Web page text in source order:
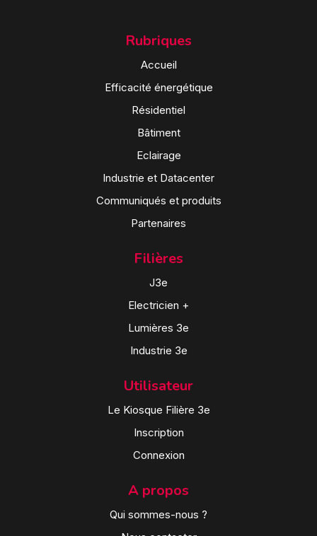
Rubriques
Accueil
Efficacité énergétique
Résidentiel
Bâtiment
Eclairage
Industrie et Datacenter
Communiqués et produits
Partenaires
Filières
J3e
Electricien +
Lumières 3e
Industrie 3e
Utilisateur
Le Kiosque Filière 3e
Inscription
Connexion
A propos
Qui sommes-nous ?